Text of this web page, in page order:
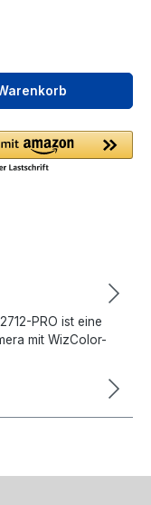
PRO ist eine
mit WizColor-